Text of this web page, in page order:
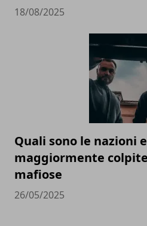
18/08/2025
Quali sono le nazioni
maggiormente
mafiose
26/05/2025